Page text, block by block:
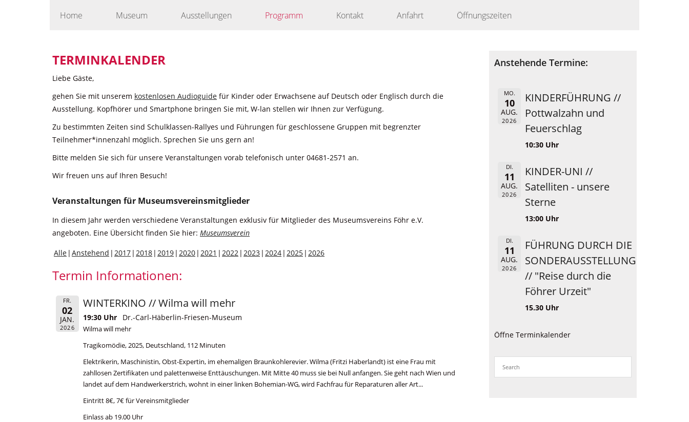
Home Museum Ausstellungen Programm Kontakt Anfahrt Öffnungszeiten
TERMINKALENDER
Liebe Gäste,
gehen Sie mit unserem kostenlosen Audioguide für Kinder oder Erwachsene auf Deutsch oder Englisch durch die
Ausstellung. Kopfhörer und Smartphone bringen Sie mit, W-lan stellen wir Ihnen zur Verfügung.
Zu bestimmten Zeiten sind Schulklassen-Rallyes und Führungen für geschlossene Gruppen mit begrenzter
Teilnehmer*innenzahl möglich. Sprechen Sie uns gern an!
Bitte melden Sie sich für unsere Veranstaltungen vorab telefonisch unter 04681-2571 an.
Wir freuen uns auf Ihren Besuch!
Veranstaltungen für Museumsvereinsmitglieder
In diesem Jahr werden verschiedene Veranstaltungen exklusiv für Mitglieder des Museumsvereins Föhr e.V.
angeboten. Eine Übersicht finden Sie hier: Museumsverein
Alle Anstehend 2017 2018 2019 2020 2021 2022 2023 2024 2025 2026
Termin Informationen:
FR.
02
JAN.
2026
WINTERKINO // Wilma will mehr
19:30 Uhr Dr.-Carl-Häberlin-Friesen-Museum
Wilma will mehr
Tragikomödie, 2025, Deutschland, 112 Minuten
Elektrikerin, Maschinistin, Obst-Expertin, im ehemaligen Braunkohlerevier. Wilma (Fritzi Haberlandt) ist eine Frau mit
zahllosen Zertifikaten und palettenweise Enttäuschungen. Mit Mitte 40 muss sie bei Null anfangen. Sie geht nach Wien und
landet auf dem Handwerkerstrich, wohnt in einer linken Bohemian-WG, wird Fachfrau für Reparaturen aller Art...
Eintritt 8€, 7€ für Vereinsmitglieder
Einlass ab 19.00 Uhr
Anstehende Termine:
MO.
10
AUG.
2026
KINDERFÜHRUNG //
Pottwalzahn und
Feuerschlag
10:30 Uhr
DI.
11
AUG.
2026
KINDER-UNI //
Satelliten - unsere
Sterne
13:00 Uhr
DI.
11
AUG.
2026
FÜHRUNG DURCH DIE
SONDERAUSSTELLUNG
// "Reise durch die
Föhrer Urzeit"
15.30 Uhr
Öffne Terminkalender